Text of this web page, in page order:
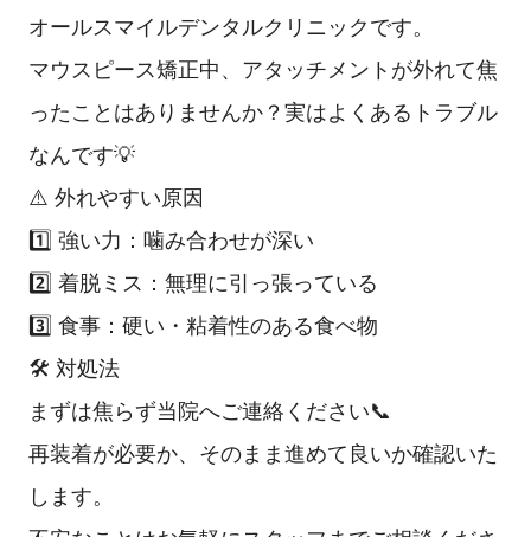
オールスマイルデンタルクリニックです。
マウスピース矯正中、アタッチメントが外れて焦
ったことはありませんか？実はよくあるトラブル
なんです💡
⚠️ 外れやすい原因
1️⃣ 強い力：噛み合わせが深い
2️⃣ 着脱ミス：無理に引っ張っている
3️⃣ 食事：硬い・粘着性のある食べ物
🛠 対処法
まずは焦らず当院へご連絡ください📞
再装着が必要か、そのまま進めて良いか確認いた
します。